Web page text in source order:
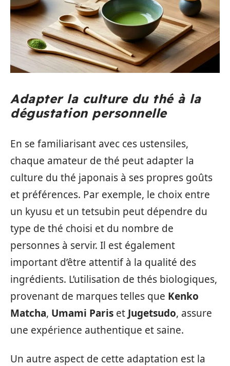
Adapter la culture du thé à la
dégustation personnelle
En se familiarisant avec ces ustensiles,
chaque amateur de thé peut adapter la
culture du thé japonais à ses propres goûts
et préférences. Par exemple, le choix entre
un kyusu et un tetsubin peut dépendre du
type de thé choisi et du nombre de
personnes à servir. Il est également
important d’être attentif à la qualité des
ingrédients. L’utilisation de thés biologiques,
provenant de marques telles que Kenko
Matcha, Umami Paris et Jugetsudo, assure
une expérience authentique et saine.
Un autre aspect de cette adaptation est la